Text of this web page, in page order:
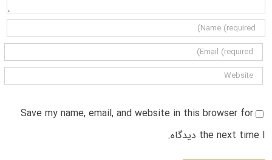
Save my name, email, and website in this browser for
the next time I دیدگاه.